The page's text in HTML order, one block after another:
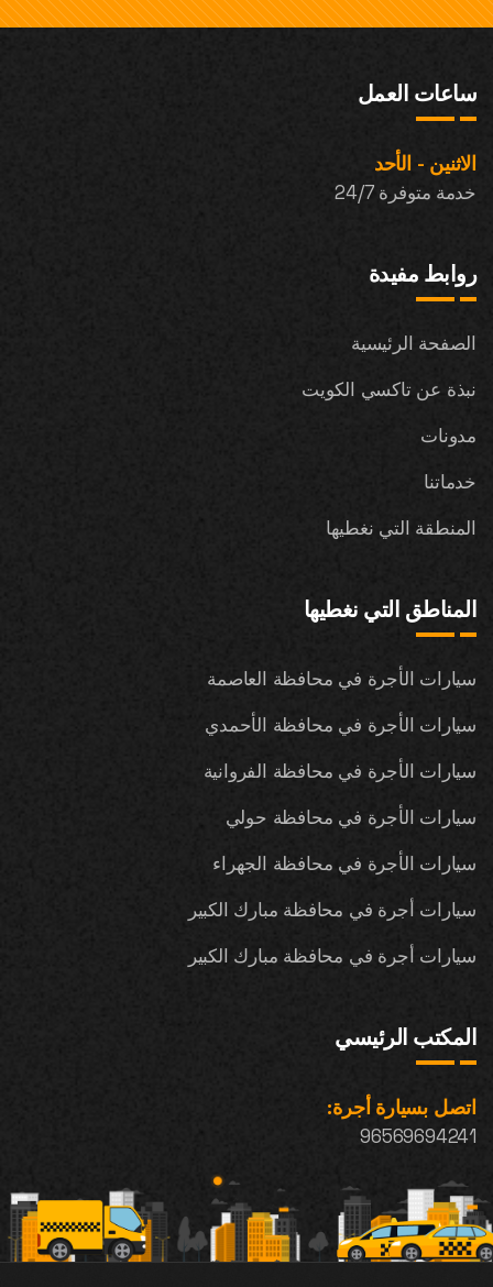
ساعات العمل
الاثنين - الأحد
خدمة متوفرة 24/7
روابط مفيدة
الصفحة الرئيسية
نبذة عن تاكسي الكويت
مدونات
خدماتنا
المنطقة التي نغطيها
المناطق التي نغطيها
سيارات الأجرة في محافظة العاصمة
سيارات الأجرة في محافظة الأحمدي
سيارات الأجرة في محافظة الفروانية
سيارات الأجرة في محافظة حولي
سيارات الأجرة في محافظة الجهراء
سيارات أجرة في محافظة مبارك الكبير
سيارات أجرة في محافظة مبارك الكبير
المكتب الرئيسي
اتصل بسيارة أجرة:
96569694241